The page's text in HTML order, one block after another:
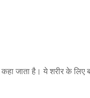
कहा जाता है। ये शरीर के लिए